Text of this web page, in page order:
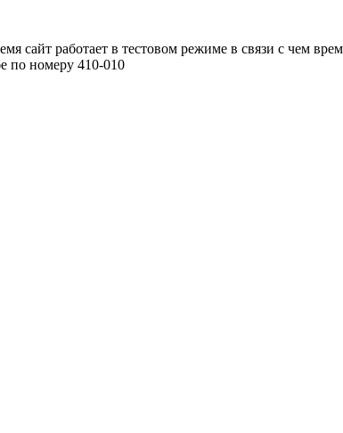
работает в тестовом режиме в связи с чем
по номеру 410-010